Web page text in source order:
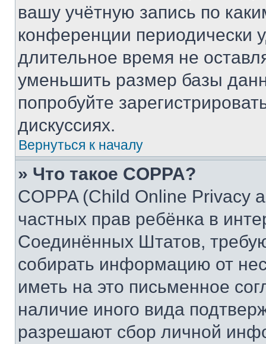
вашу учётную запись по
конференции периодически
длительное время не
уменьшить размер базы
попробуйте
дискуссиях.
Вернуться к началу
» Что такое COPPA?
COPPA (Child Online Privacy
частных прав ребёнка в
Соединённых Штатов,
собирать информацию от
иметь на это письменное
наличие иного вида
разрешают сбор личной